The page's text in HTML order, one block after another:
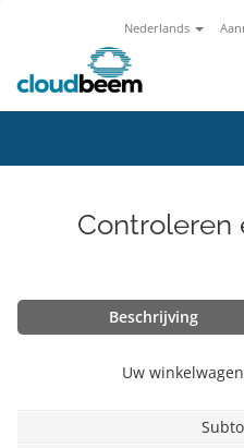
Nederlands
Controleren
Beschrijving
Uw